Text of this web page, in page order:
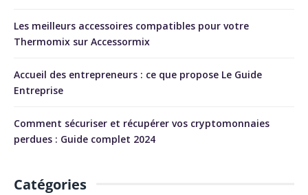
Les meilleurs accessoires compatibles pour votre
Thermomix sur Accessormix
Accueil des entrepreneurs : ce que propose Le Guide
Entreprise
Comment sécuriser et récupérer vos cryptomonnaies
perdues : Guide complet 2024
Catégories